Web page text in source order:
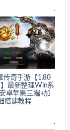
传奇手游【1.80
最新整理Win系
卓苹果三端+加
搭建教程